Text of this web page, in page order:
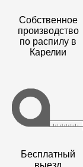
Собственное
производство
по распилу в
Карелии
Бесплатный
выезд